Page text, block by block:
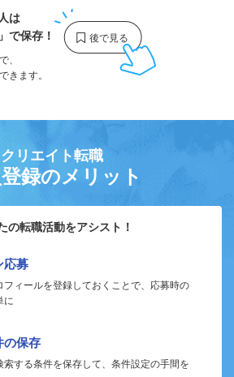
は
」で保存！
、
きます。
クリエイト転職
録のメリット
の転職活動をアシスト！
応募
フィールを登録しておくことで、応募時の
に
の保存
索する条件を保存して、条件設定の手間を